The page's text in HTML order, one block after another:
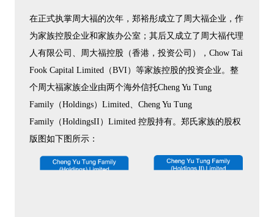
在正式执掌周大福的次年，郑裕彤成立了周大福企业，作
为家族控股企业和家族办公室；其后又成立了周大福代理
人有限公司、周大福控股（香港，投资公司），Chow Tai
Fook Capital Limited（BVI）等家族控股的投资企业。整
个周大福家族企业由两个海外信托Cheng Yu Tung
Family（Holdings）Limited、Cheng Yu Tung
Family（HoldingsII）Limited 控股持有。郑氏家族的股权
版图如下图所示：